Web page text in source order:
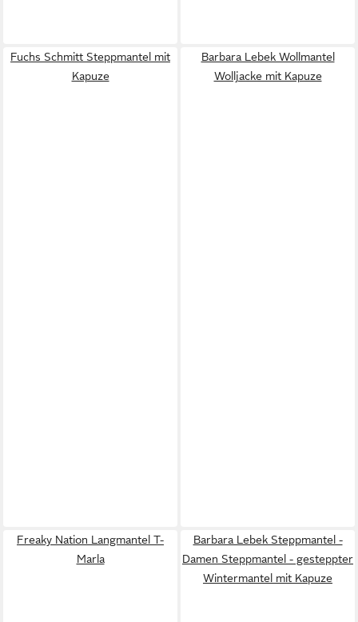
Fuchs Schmitt Steppmantel mit
Kapuze
Barbara Lebek Wollmantel
Wolljacke mit Kapuze
Freaky Nation Langmantel T-
Marla
Barbara Lebek Steppmantel -
Damen Steppmantel - gesteppter
Wintermantel mit Kapuze